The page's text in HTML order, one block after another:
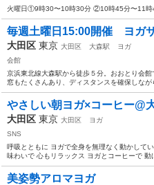
火曜日①9時30〜10時30分 ②10時45分〜11時
毎週土曜日15:00開催 ヨガ
大田区 東京 大田区 大森駅
ヨガ
会館
京浜東北線大森駅から徒歩５分。おおとり会
窓もたくさんあり、ディスタンスを確保しな
やさしい朝ヨガ×コーヒー@
大田区 東京 大田区
ヨガ
SNS
呼吸とともに ヨガで全身を無理なく動かして
味わいで 心もリラックス ヨガとコーヒーで
美姿勢アロマヨガ